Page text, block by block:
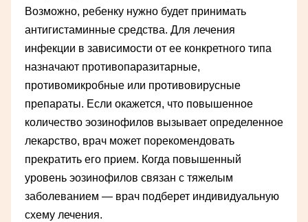
Возможно, ребенку нужно будет принимать
антигистаминные средства. Для лечения
инфекции в зависимости от ее конкретного типа
назначают противопаразитарные,
противомикробные или противовирусные
препараты. Если окажется, что повышенное
количество эозинофилов вызывает определенное
лекарство, врач может порекомендовать
прекратить его прием. Когда повышенный
уровень эозинофилов связан с тяжелым
заболеванием — врач подберет индивидуальную
схему лечения.